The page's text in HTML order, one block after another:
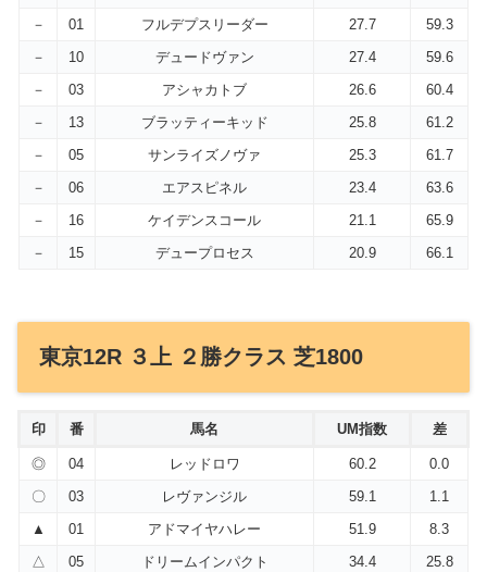
－
01 フルデプスリーダー 27.7
59.3
－
10 デュードヴァン 27.4
59.6
－
03 アシャカトブ 26.6
60.4
－
13 ブラッティーキッド 25.8
61.2
－
05 サンライズノヴァ 25.3
61.7
－
06 エアスピネル 23.4
63.6
－
16 ケイデンスコール 21.1
65.9
－
15 デュープロセス 20.9 66.1
東京12R ３上 ２勝クラス 芝1800
印 番 馬名 UM指数 差
◎ 04 レッドロワ 60.2
0.0
〇
03 レヴァンジル 59.1
1.1
▲
01 アドマイヤハレー 51.9
8.3
△
05 ドリームインパクト 34.4
25.8